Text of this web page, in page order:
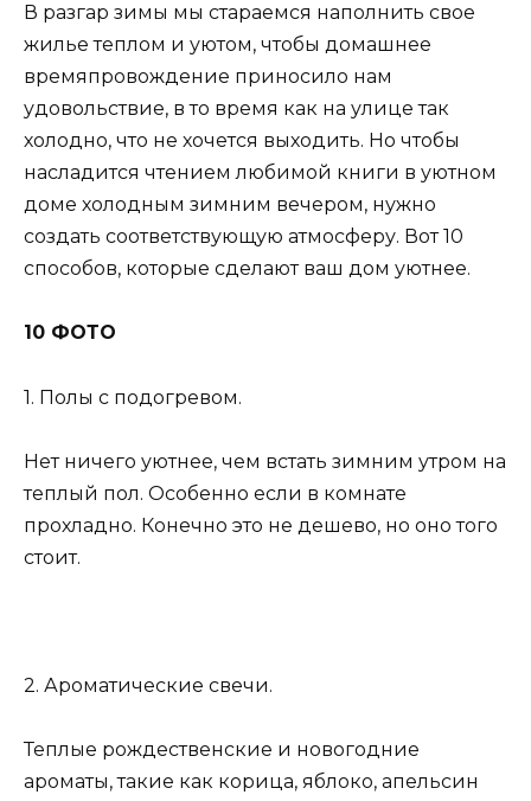
В разгар зимы мы стараемся наполнить свое
жилье теплом и уютом, чтобы домашнее
времяпровождение приносило нам
удовольствие, в то время как на улице так
холодно, что не хочется выходить. Но чтобы
насладится чтением любимой книги в уютном
доме холодным зимним вечером, нужно
создать соответствующую атмосферу. Вот 10
способов, которые сделают ваш дом уютнее.
10 ФОТО
1. Полы с подогревом.
Нет ничего уютнее, чем встать зимним утром на
теплый пол. Особенно если в комнате
прохладно. Конечно это не дешево, но оно того
стоит.
2. Ароматические свечи.
Теплые рождественские и новогодние
ароматы, такие как корица, яблоко, апельсин